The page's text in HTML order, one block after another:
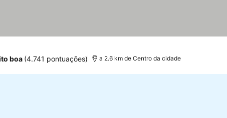
boa (4.741 pontuações) a 2.6 km de Centro da cidade